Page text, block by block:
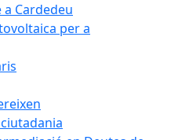
Cardedeu
per a